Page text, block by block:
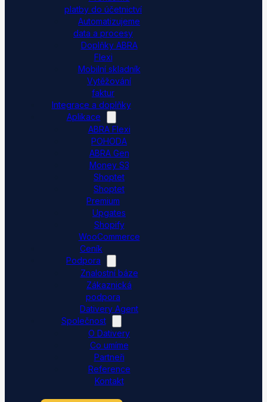
platby do účetnictví
Automatizujeme
data a procesy
Doplňky ABRA
Flexi
Mobilní skladník
Vytěžování
faktur
Integrace a doplňky
Aplikace
ABRA Flexi
POHODA
ABRA Gen
Money S3
Shoptet
Shoptet
Premium
Upgates
Shopify
WooCommerce
Ceník
Podpora
Znalostní báze
Zákaznická
podpora
Dativery Agent
Společnost
O Dativery
Co umíme
Partneři
Reference
Kontakt